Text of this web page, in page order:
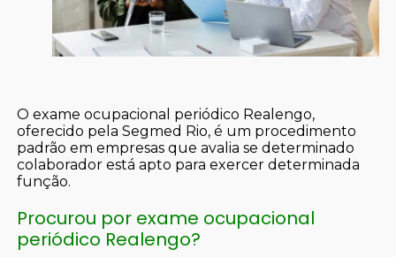
O exame ocupacional periódico Realengo,
oferecido pela Segmed Rio, é um procedimento
padrão em empresas que avalia se determinado
colaborador está apto para exercer determinada
função.
Procurou por exame ocupacional
periódico Realengo?